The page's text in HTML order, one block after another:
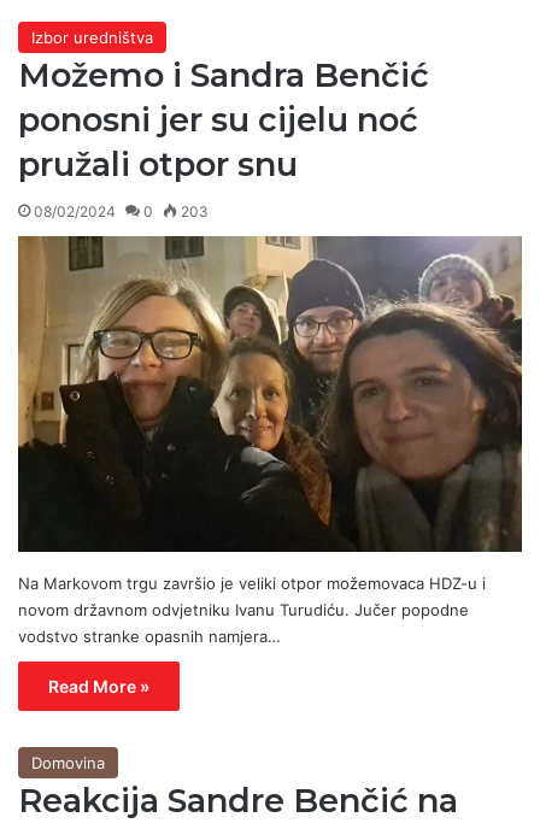
Izbor uredništva
Možemo i Sandra Benčić
ponosni jer su cijelu noć
pružali otpor snu
08/02/2024 0 203
Na Markovom trgu završio je veliki otpor možemovaca HDZ-u i
novom državnom odvjetniku Ivanu Turudiću. Jučer popodne
vodstvo stranke opasnih namjera…
Read More »
Domovina
Reakcija Sandre Benčić na